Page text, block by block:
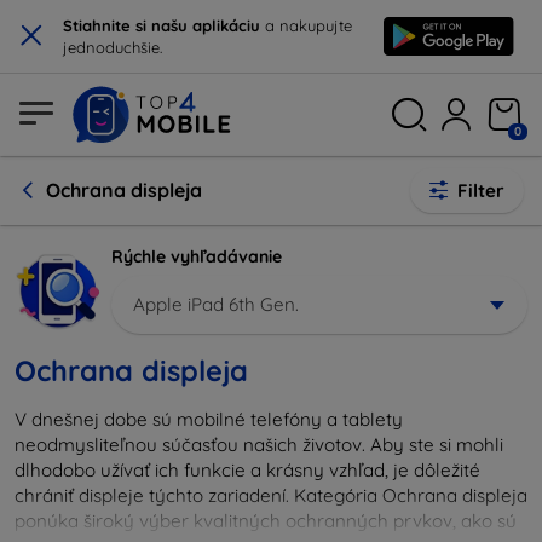
× Stiahnite si našu aplikáciu a nakupujte
jednoduchšie.
0
Ochrana displeja Filter
Rýchle vyhľadávanie
Apple iPad 6th Gen.
Ochrana displeja
V dnešnej dobe sú mobilné telefóny a tablety
neodmysliteľnou súčasťou našich životov. Aby ste si mohli
dlhodobo užívať ich funkcie a krásny vzhľad, je dôležité
chrániť displeje týchto zariadení. Kategória Ochrana displeja
ponúka široký výber kvalitných ochranných prvkov, ako sú